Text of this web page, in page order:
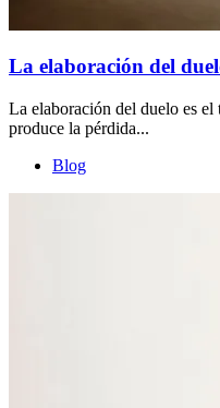
La elaboración del
La elaboración del duelo es el
produce la pérdida...
Blog